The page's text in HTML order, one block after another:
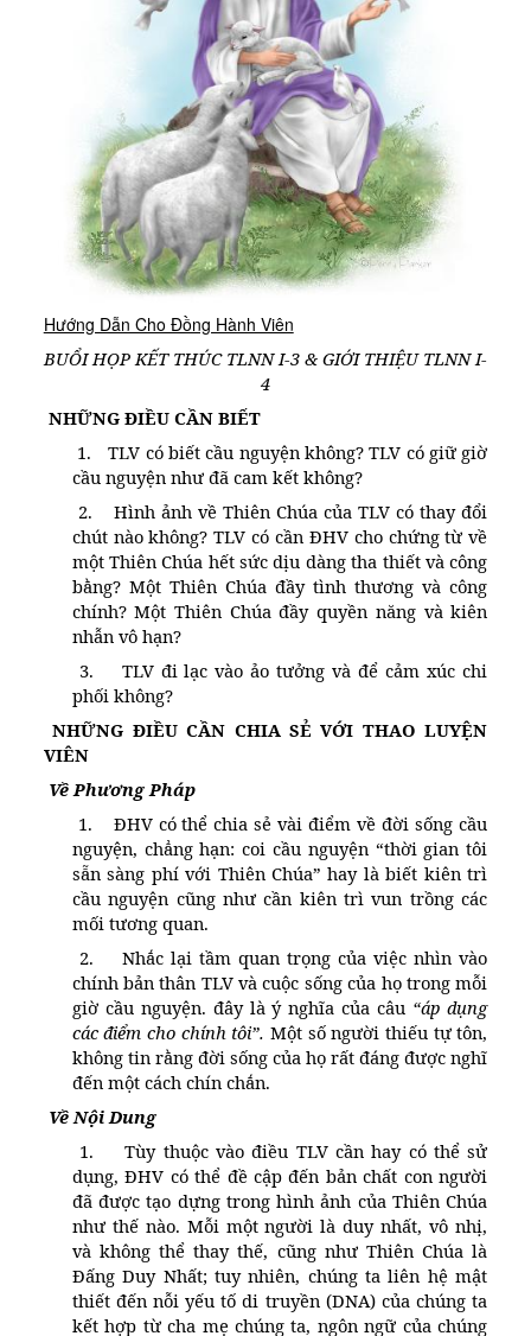
Kinh Nghiệm
Bài Cầu Nguyện
Cách Cầu Nguyện
Nhận Định
Phương Pháp CN, Xét Mình
Tác Phẩm
Được Làm Môn Đệ
Đến với Ba Ngôi qua Kinh Lạy Cha
Trên Đường LBTM
Thao Luyện Nhẹ Nhàng
Tài Liệu
Sách Linh Thao
Chú Giải Linh Thao
Linh Thao Tám Ngày
Linh Thao Mười Ngày
Linh Thao 30 Ngày
Linh Thao Trong Cuộc Sống
Hướng Dẫn Cho Đồng Hành Viên
BUỔI HỌP KẾT THÚC TLNN I-3 & GIỚI THIỆU TLNN I-
4
NHỮNG ĐIỀU CẦN BIẾT
1.
TLV có biết cầu nguyện không? TLV có giữ giờ
cầu nguyện như đã cam kết không?
2.
Hình ảnh về Thiên Chúa của TLV có thay đổi
chút nào không? TLV có cần ĐHV cho chứng từ về
một Thiên Chúa hết sức dịu dàng tha thiết và công
bằng? Một Thiên Chúa đầy tình thương và công
chính? Một Thiên Chúa đầy quyền năng và kiên
nhẫn vô hạn?
3.
TLV đi lạc vào ảo tưởng và để cảm xúc chi
phối không?
NHỮNG ĐIỀU CẦN CHIA SẺ VỚI THAO LUYỆN
VIÊN
Về Phương Pháp
1.
ĐHV có thể chia sẻ vài điểm về đời sống cầu
nguyện, chẳng hạn: coi cầu nguyện “thời gian tôi
sẵn sàng phí với Thiên Chúa” hay là biết kiên trì
cầu nguyện cũng như cần kiên trì vun trồng các
mối tương quan.
2.
Nhắc lại tầm quan trọng của việc nhìn vào
chính bản thân TLV và cuộc sống của họ trong mỗi
giờ cầu nguyện. đây là ý nghĩa của câu “áp dụng
các điểm cho chính tôi”. Một số người thiếu tự tôn,
không tin rằng đời sống của họ rất đáng được nghĩ
đến một cách chín chắn.
Về Nội Dung
1.
Tùy thuộc vào điều TLV cần hay có thể sử
dụng, ĐHV có thể đề cập đến bản chất con người
đã được tạo dựng trong hình ảnh của Thiên Chúa
như thế nào. Mỗi một người là duy nhất, vô nhị,
và không thể thay thế, cũng như Thiên Chúa là
Đấng Duy Nhất; tuy nhiên, chúng ta liên hệ mật
thiết đến nỗi yếu tố di truyền (DNA) của chúng ta
kết hợp từ cha mẹ chúng ta, ngôn ngữ của chúng